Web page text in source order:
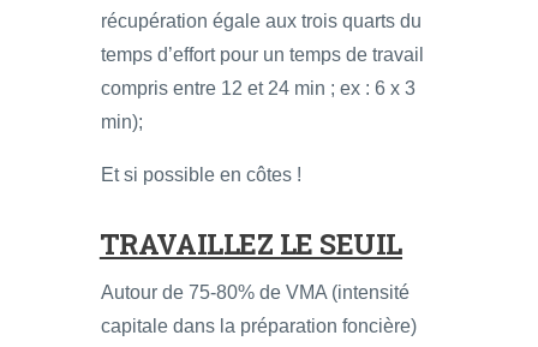
récupération égale aux trois quarts du
temps d’effort pour un temps de travail
compris entre 12 et 24 min ; ex : 6 x 3
min);
Et si possible en côtes !
TRAVAILLEZ LE SEUIL
Autour de 75-80% de VMA (intensité
capitale dans la préparation foncière)